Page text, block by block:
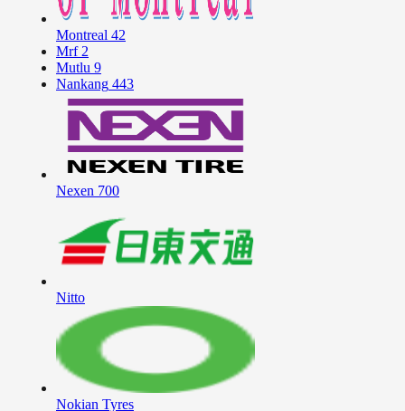
Montreal 42
Mrf 2
Mutlu 9
Nankang 443
Nexen 700
Nitto
Nokian Tyres